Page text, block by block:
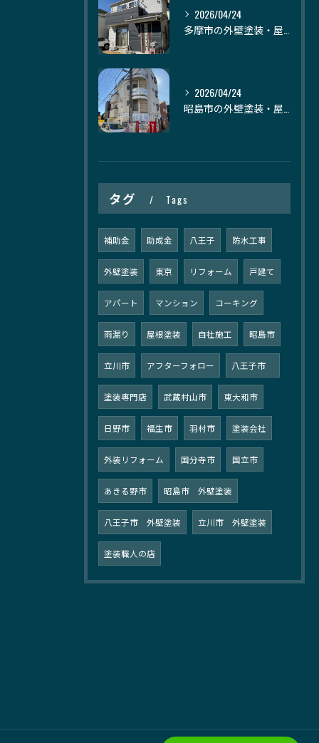
2026/04/24
2026/04/24
タグ Tags
補助金 助成金 八王子 防水工事
外壁塗装 東京 リフォーム 戸建て
アパート マンション コーキング
雨漏り 屋根塗装 自社施工 昭島市
立川市 アフターフォロー 八王子市
塗装専門店 武蔵村山市 東大和市
日野市 福生市 羽村市 塗装会社
外装リフォーム 国分寺市 国立市
あきる野市 昭島市 外壁塗装
八王子市 外壁塗装 立川市 外壁塗装
塗装職人の店